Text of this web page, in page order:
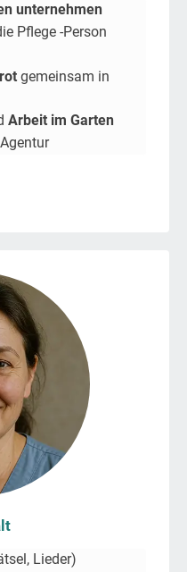
unternehmen
Pflege -Person
gemeinsam in
Arbeit im Garten
Lieder)